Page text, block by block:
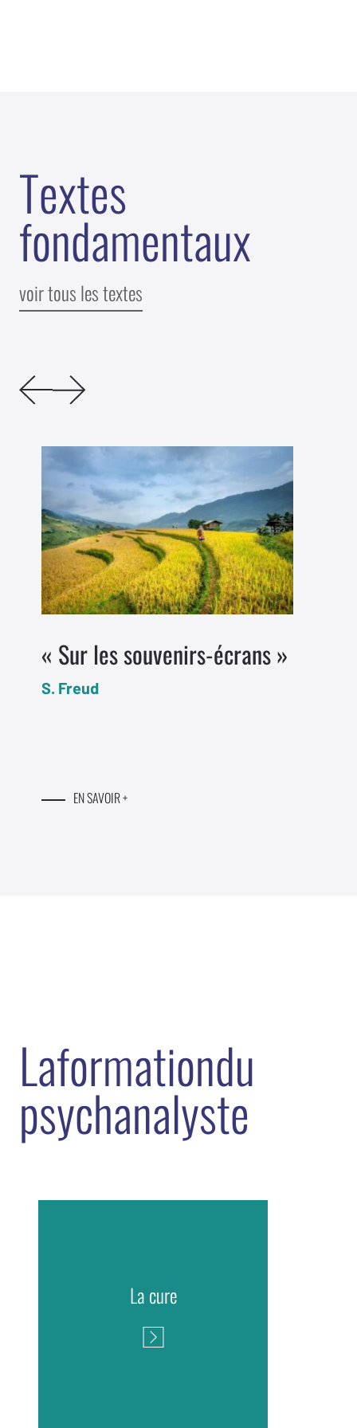
Textes
fondamentaux
voir tous les textes
« Sur les souvenirs-écrans »
S. Freud
EN SAVOIR +
Laformationdu
psychanalyste
La cure